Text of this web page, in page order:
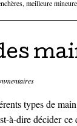
, meilleure mineure
types de
à-dire décider